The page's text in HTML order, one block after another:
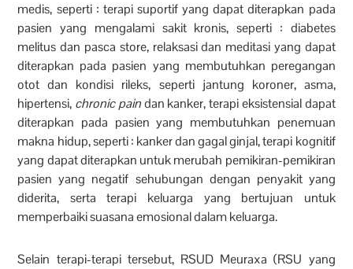
medis, seperti : terapi suportif yang dapat diterapkan pada
pasien yang mengalami sakit kronis, seperti : diabetes
melitus dan pasca store, relaksasi dan meditasi yang dapat
diterapkan pada pasien yang membutuhkan peregangan
otot dan kondisi rileks, seperti jantung koroner, asma,
hipertensi, chronic paindan kanker, terapi eksistensial dapat
diterapkan pada pasien yang membutuhkan penemuan
makna hidup, seperti : kanker dan gagal ginjal, terapi kognitif
yang dapat diterapkan untuk merubah pemikiran-pemikiran
pasien yang negatif sehubungan dengan penyakit yang
diderita, serta terapi keluarga yang bertujuan untuk
memperbaiki suasana emosional dalam keluarga.
Selain terapi-terapi tersebut, RSUD Meuraxa (RSU yang